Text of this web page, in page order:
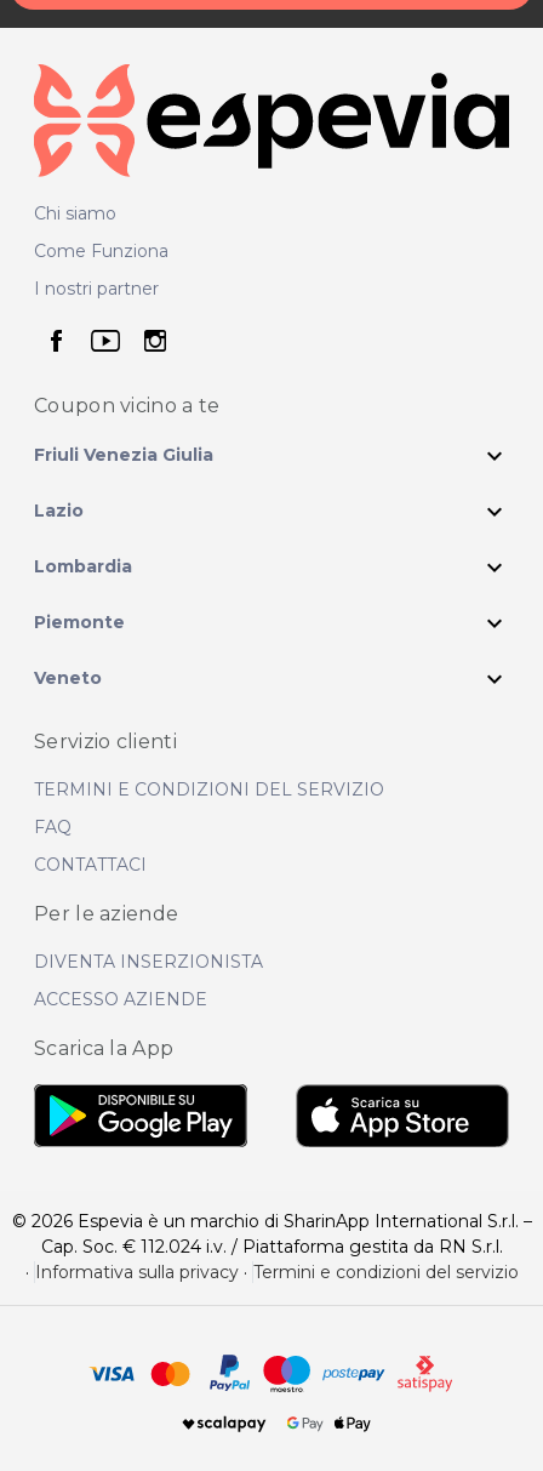
Chi siamo
Come Funziona
I nostri partner
seguici su facebook
seguici su youtube
seguici su instagram
Coupon vicino a te
Friuli Venezia Giulia expand_more
Lazio expand_more
Lombardia expand_more
Piemonte expand_more
Veneto expand_more
Servizio clienti
TERMINI E CONDIZIONI DEL SERVIZIO
FAQ
CONTATTACI
Per le aziende
DIVENTA INSERZIONISTA
ACCESSO AZIENDE
Scarica la App
© 2026 Espevia è un marchio di SharinApp International S.r.l. –
Cap. Soc. € 112.024 i.v. / Piattaforma gestita da RN S.r.l.
· Informativa sulla privacy· Termini e condizioni del servizio